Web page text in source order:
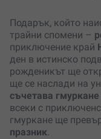
Подарък, който
трайни спомени –
приключение край
ден в истинско
рожденикът ще
ще се наслади на
съчетава
всеки с
гмуркане ще
празник.